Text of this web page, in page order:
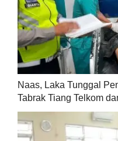
Naas, Laka Tunggal
Tabrak Tiang Telkom